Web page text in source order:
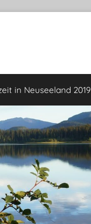
in Neuseeland 2019